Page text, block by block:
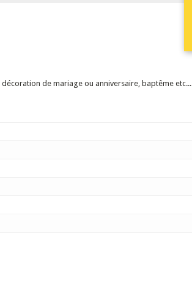
de mariage ou anniversaire, baptême etc...